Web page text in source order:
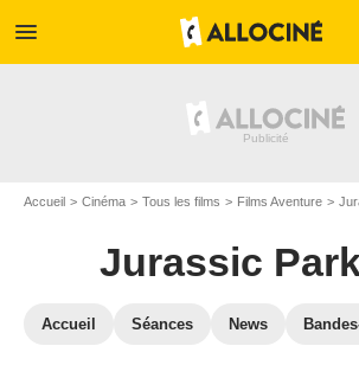
menu
Accueil Cinéma Tous les films Films Aventure
Jurassic
Accueil Séances News